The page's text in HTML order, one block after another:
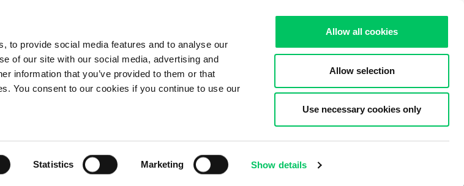
to provide social media features and to analyse our
of our site with our social media, advertising and
information that you’ve provided to them or that
You consent to our cookies if you continue to use our
Statistics Marketing Show details
Allow all cookies
Allow selection
Use necessary cookies only